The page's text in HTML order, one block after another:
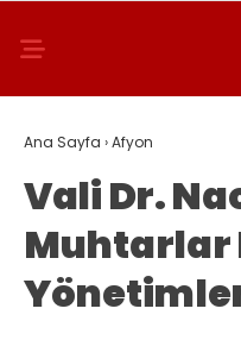
Ana Sayfa ›Afyon
Vali Dr.
Muhtarlar